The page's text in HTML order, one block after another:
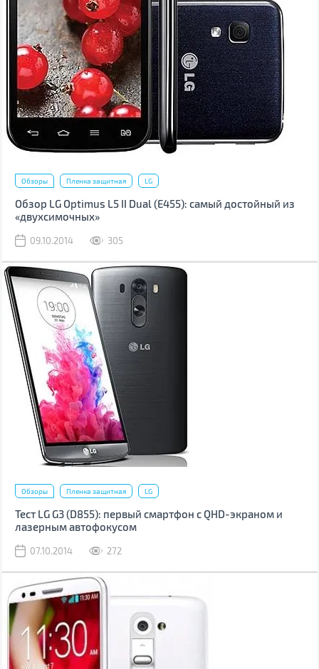
Обзоры Пленка защитная LG
Обзор LG Optimus L5 II Dual (Е455): самый достойный из
«двухсимочных»
09.10.2014 305
Обзоры Пленка защитная LG
Тест LG G3 (D855): первый смартфон с QHD-экраном и
лазерным автофокусом
07.10.2014 272